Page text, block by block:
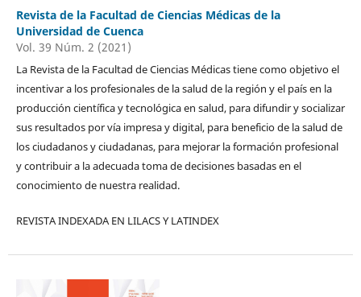
Revista de la Facultad de Ciencias Médicas de la
Universidad de Cuenca
Vol. 39 Núm. 2 (2021)
La Revista de la Facultad de Ciencias Médicas tiene como objetivo el
incentivar a los profesionales de la salud de la región y el país en la
producción científica y tecnológica en salud, para difundir y socializar
sus resultados por vía impresa y digital, para beneficio de la salud de
los ciudadanos y ciudadanas, para mejorar la formación profesional
y contribuir a la adecuada toma de decisiones basadas en el
conocimiento de nuestra realidad.
REVISTA INDEXADA EN LILACS Y LATINDEX